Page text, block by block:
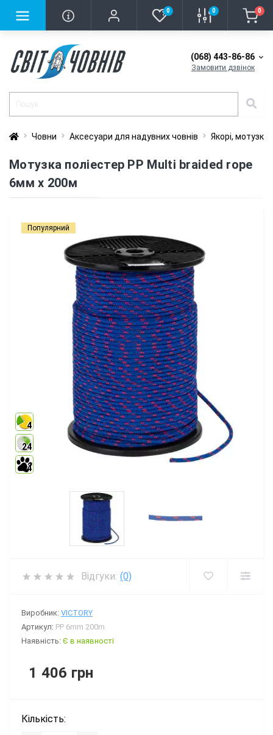
0 0 0
(068) 443-86-86
Замовити дзвінок
Човни Аксесуари для надувних човнів Якорі, мотузки
Мотузка поліестер PP Multi braided rope
6мм х 200м
Популярний
4
24
4
Відгуки: (0)
Виробник: VICTORY
Артикул: PP 6mm 200m
Наявність: Є в наявності
1 406 грн
Кількість: